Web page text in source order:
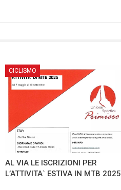
CICLISMO
AL VIA LE ISCRIZIONI PER
L’ATTIVITA` ESTIVA IN MTB 2025